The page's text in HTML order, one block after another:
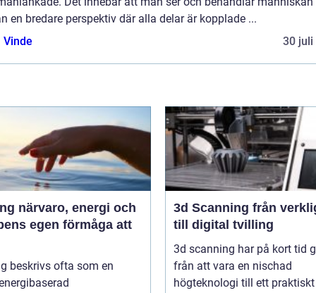
en bredare perspektiv där alla delar är kopplade ...
Vinde
30 juli
och
egen förmåga att
beskrivs ofta som en
3d Scanning från verklighet
till digital tvilling
3d scanning har på kort tid
från att vara en nischad
högteknologi till ett praktiskt